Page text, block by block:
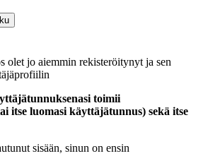
olet jo aiemmin rekisteröitynyt ja sen
toimii
itse luomasi käyttäjätunnus) sekä itse
sisään, sinun on ensin